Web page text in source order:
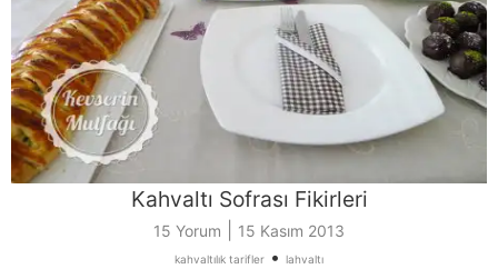
Kahvaltı Sofrası Fikirleri
15 Yorum 15 Kasım 2013
kahvaltılık tarifler • lahvaltı